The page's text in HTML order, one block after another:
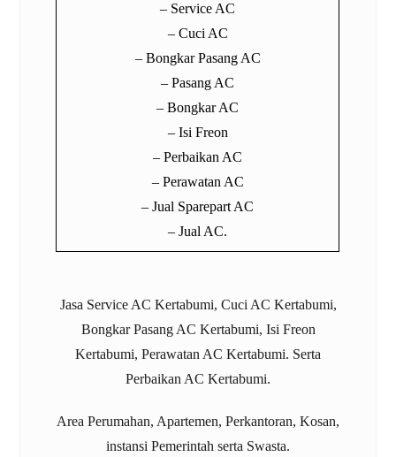
– Service AC
– Cuci AC
– Bongkar Pasang AC
– Pasang AC
– Bongkar AC
– Isi Freon
– Perbaikan AC
– Perawatan AC
– Jual Sparepart AC
– Jual AC.
Jasa Service AC Kertabumi, Cuci AC Kertabumi,
Bongkar Pasang AC Kertabumi, Isi Freon
Kertabumi, Perawatan AC Kertabumi. Serta
Perbaikan AC Kertabumi.
Area Perumahan, Apartemen, Perkantoran, Kosan,
instansi Pemerintah serta Swasta.